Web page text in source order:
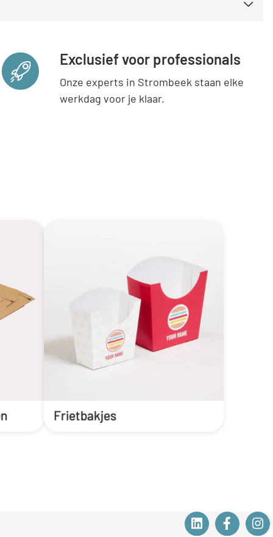
Exclusief voor professionals
Onze experts in Strombeek staan elke
werkdag voor je klaar.
Frietbakjes